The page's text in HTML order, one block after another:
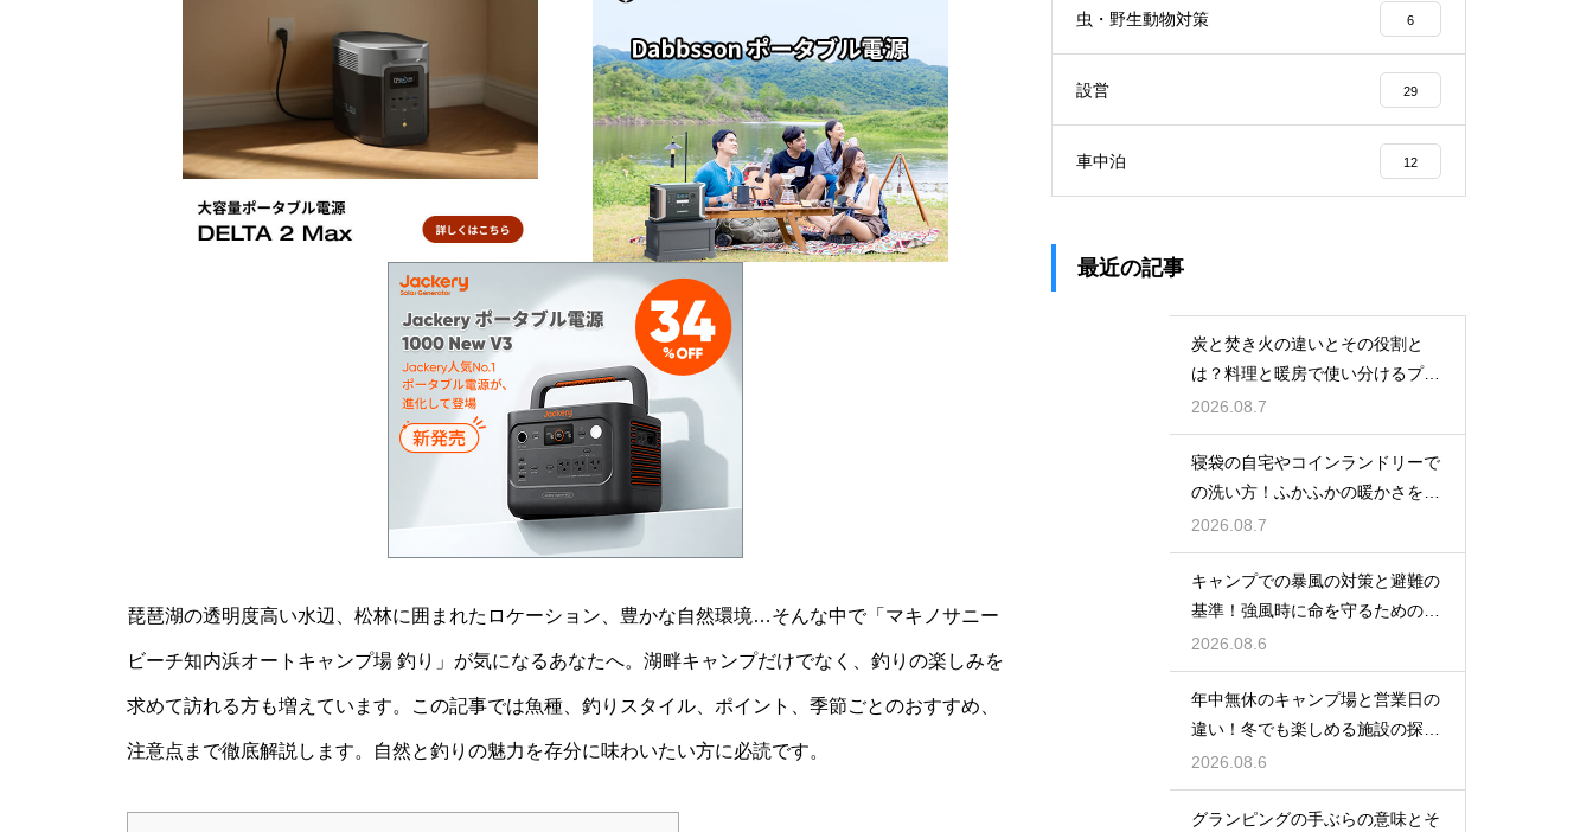
琵琶湖の透明度高い水辺、松林に囲まれたロケーション、豊かな自然環境…そんな中で「マキノサニー
ビーチ知内浜オートキャンプ場 釣り」が気になるあなたへ。湖畔キャンプだけでなく、釣りの楽しみを
求めて訪れる方も増えています。この記事では魚種、釣りスタイル、ポイント、季節ごとのおすすめ、
注意点まで徹底解説します。自然と釣りの魅力を存分に味わいたい方に必読です。
虫・野生動物対策 6
設営 29
車中泊 12
最近の記事
炭と焚き火の違いとその役割と
は？料理と暖房で使い分けるプロ
の技
2026.08.7
寝袋の自宅やコインランドリーで
の洗い方！ふかふかの暖かさを復
活させる
2026.08.7
キャンプでの暴風の対策と避難の
基準！強風時に命を守るための行
動
2026.08.6
年中無休のキャンプ場と営業日の
違い！冬でも楽しめる施設の探し
方
2026.08.6
グランピングの手ぶらの意味とそ